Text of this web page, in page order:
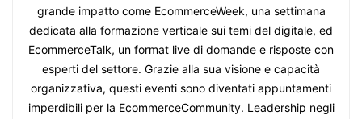
grande impatto come EcommerceWeek, una settimana
dedicata alla formazione verticale sui temi del digitale, ed
EcommerceTalk, un format live di domande e risposte con
esperti del settore. Grazie alla sua visione e capacità
organizzativa, questi eventi sono diventati appuntamenti
imperdibili per la EcommerceCommunity. Leadership negli